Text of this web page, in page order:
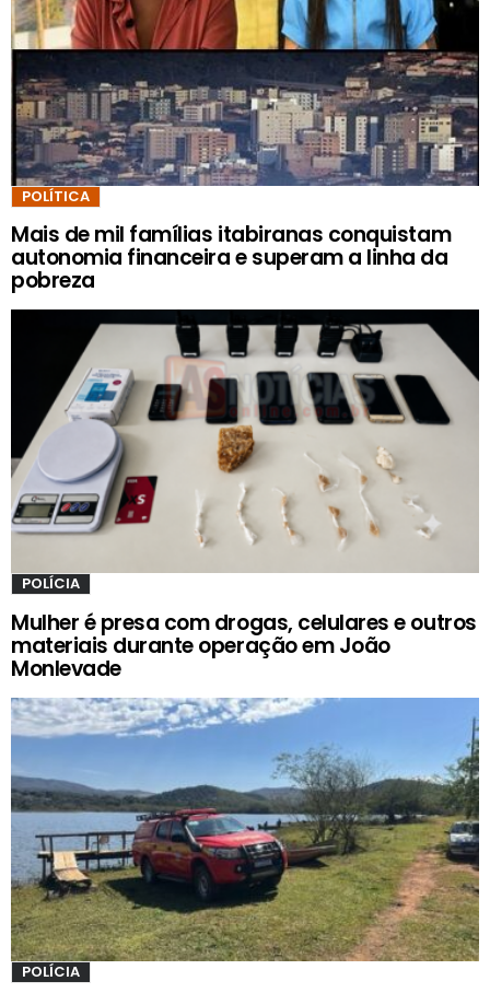
POLÍTICA
Mais de mil famílias itabiranas conquistam
autonomia financeira e superam a linha da
pobreza
POLÍCIA
Mulher é presa com drogas, celulares e outros
materiais durante operação em João
Monlevade
POLÍCIA